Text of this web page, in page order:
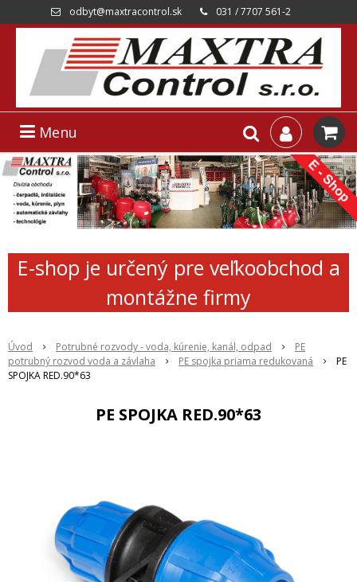
odbyt@maxtracontrol.sk 031 / 7707 561-2
Menu
E-shop je určený pre veľkoobchod a
montážne firmy
Úvod Potrubné rozvody - voda, kúrenie, kanál, odpad
PE
potrubný rozvod voda a závlaha
PE spojka priama redukovaná
PE
SPOJKA RED.90*63
PE SPOJKA RED.90*63